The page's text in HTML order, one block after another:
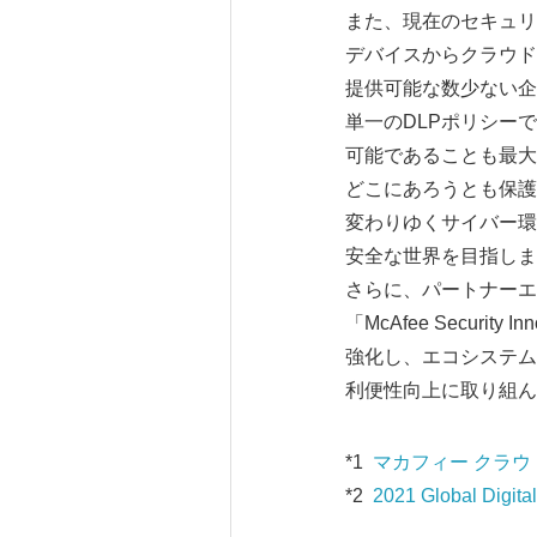
また、現在のセキュ
デバイスからクラウ
提供可能な数少ない
単一のDLPポリシー
可能であることも最
どこにあろうとも保
変わりゆくサイバー
安全な世界を目指し
さらに、パートナー
「McAfee Security
強化し、エコシステ
利便性向上に取り組
*1 マカフィー クラ
*2 2021 Global